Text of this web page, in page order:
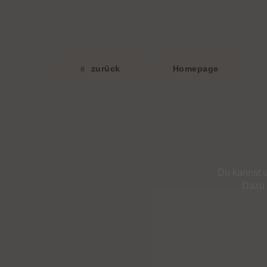
zurück Homepage